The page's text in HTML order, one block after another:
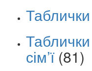
сім’ї (81)